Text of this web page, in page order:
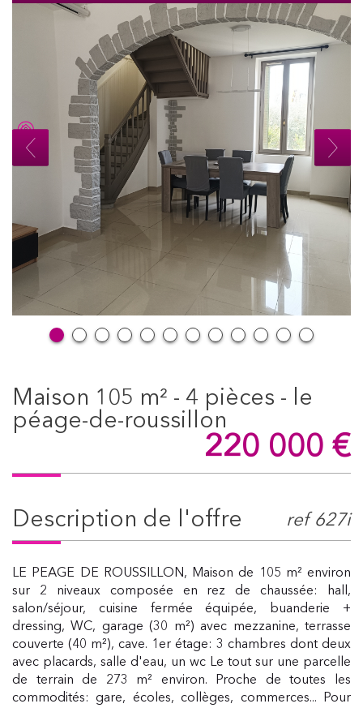
maison 105 m² - 4 pièces - le
péage-de-roussillon
220 000 €
description de l'offre ref 627i
LE PEAGE DE ROUSSILLON, Maison de 105 m² environ
sur 2 niveaux composée en rez de chaussée: hall,
salon/séjour, cuisine fermée équipée, buanderie +
dressing, WC, garage (30 m²) avec mezzanine, terrasse
couverte (40 m²), cave. 1er étage: 3 chambres dont deux
avec placards, salle d'eau, un wc Le tout sur une parcelle
de terrain de 273 m² environ. Proche de toutes les
commodités: gare, écoles, collèges, commerces... Pour